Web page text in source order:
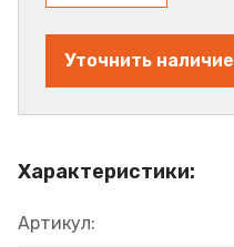
Характеристики:
Артикул:
Уточнить наличие